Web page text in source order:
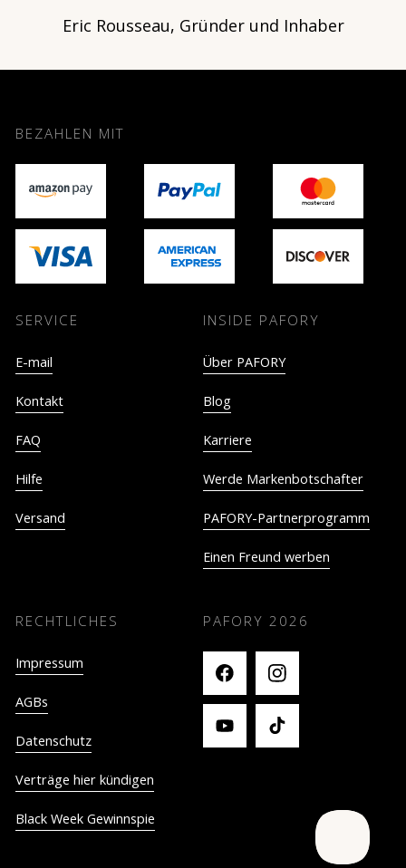
Eric Rousseau, Gründer und Inhaber
BEZAHLEN MIT
SERVICE
E-mail
Kontakt
FAQ
Hilfe
Versand
INSIDE PAFORY
Über PAFORY
Blog
Karriere
Werde Markenbotschafter
PAFORY-Partnerprogramm
Einen Freund werben
RECHTLICHES
Impressum
AGBs
Datenschutz
Verträge hier kündigen
Black Week Gewinnspie
PAFORY 2026